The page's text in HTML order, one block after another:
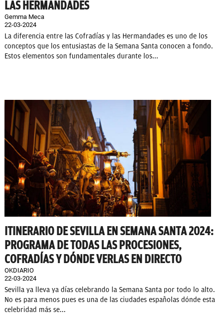
LAS HERMANDADES
Gemma Meca
22-03-2024
La diferencia entre las Cofradías y las Hermandades es uno de los
conceptos que los entusiastas de la Semana Santa conocen a fondo.
Estos elementos son fundamentales durante los...
ITINERARIO DE SEVILLA EN SEMANA SANTA 2024:
PROGRAMA DE TODAS LAS PROCESIONES,
COFRADÍAS Y DÓNDE VERLAS EN DIRECTO
OKDIARIO
22-03-2024
Sevilla ya lleva ya días celebrando la Semana Santa por todo lo alto.
No es para menos pues es una de las ciudades españolas dónde esta
celebridad más se...